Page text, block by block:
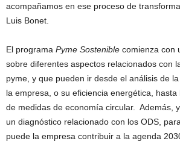
acompañamos en ese proceso de
Luis Bonet.
El programa Pyme Sostenible comienza con
sobre diferentes aspectos relacionados con
pyme, y que pueden ir desde el análisis de
la empresa, o su eficiencia energética, hasta
de medidas de economía circular. Además,
un diagnóstico relacionado con los ODS,
puede la empresa contribuir a la agenda